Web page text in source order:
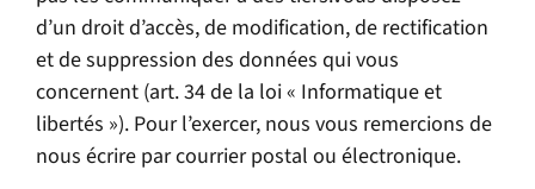
d’un droit d’accès, de modification, de rectification
et de suppression des données qui vous
concernent (art. 34 de la loi « Informatique et
libertés »). Pour l’exercer, nous vous remercions de
nous écrire par courrier postal ou électronique.